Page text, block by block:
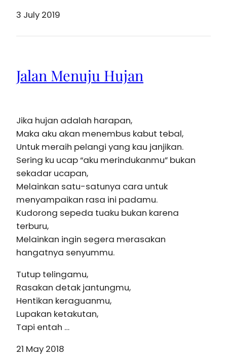
3 July 2019
Jalan Menuju Hujan
Jika hujan adalah harapan,
Maka aku akan menembus kabut tebal,
Untuk meraih pelangi yang kau janjikan.
Sering ku ucap “aku merindukanmu” bukan
sekadar ucapan,
Melainkan satu-satunya cara untuk
menyampaikan rasa ini padamu.
Kudorong sepeda tuaku bukan karena
terburu,
Melainkan ingin segera merasakan
hangatnya senyummu.
Tutup telingamu,
Rasakan detak jantungmu,
Hentikan keraguanmu,
Lupakan ketakutan,
Tapi entah …
21 May 2018